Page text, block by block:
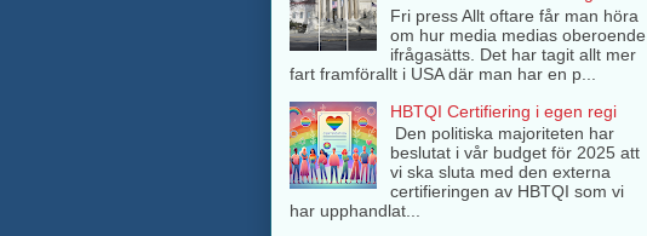
Fri press Allt oftare får man höra
om hur media medias oberoende
ifrågasätts. Det har tagit allt mer
fart framförallt i USA där man har en p...
HBTQI Certifiering i egen regi
Den politiska majoriteten har
beslutat i vår budget för 2025 att
vi ska sluta med den externa
certifieringen av HBTQI som vi
har upphandlat...